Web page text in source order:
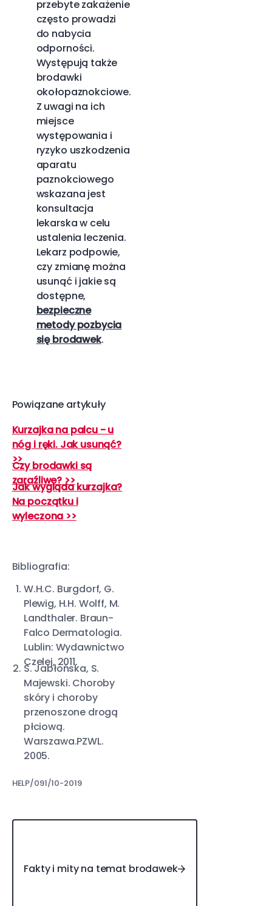
przebyte zakażenie
często prowadzi
do nabycia
odporności.
Występują także
brodawki
okołopaznokciowe.
Z uwagi na ich
miejsce
występowania i
ryzyko uszkodzenia
aparatu
paznokciowego
wskazana jest
konsultacja
lekarska w celu
ustalenia leczenia.
Lekarz podpowie,
czy zmianę można
usunąć i jakie są
dostępne,
bezpieczne
metody pozbycia
się brodawek.
Powiązane artykuły
Kurzajka na palcu - u
nóg i ręki. Jak usunąć?
>>
Czy brodawki są
zaraźliwe? >>
Jak wygląda kurzajka?
Na początku i
wyleczona >>
Bibliografia:
W.H.C. Burgdorf, G.
Plewig, H.H. Wolff, M.
Landthaler. Braun-
Falco Dermatologia.
Lublin: Wydawnictwo
Czelej, 2011.
S. Jabłońska, S.
Majewski. Choroby
skóry i choroby
przenoszone drogą
płciową.
Warszawa.PZWL.
2005.
HELP/091/10-2019
Fakty i mity na temat brodawek
Fakty i mity na temat brodawek